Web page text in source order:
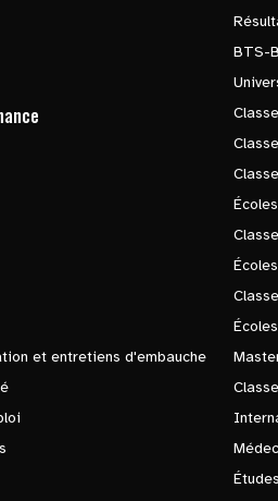
et entretiens d'embauche
BTS-